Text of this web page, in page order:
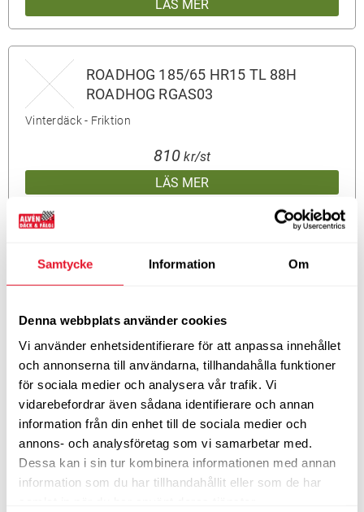
Samtycke Information Om
Denna webbplats använder cookies
Vi använder enhetsidentifierare för att anpassa innehållet
och annonserna till användarna, tillhandahålla funktioner
för sociala medier och analysera vår trafik. Vi
vidarebefordrar även sådana identifierare och annan
information från din enhet till de sociala medier och
annons- och analysföretag som vi samarbetar med.
Dessa kan i sin tur kombinera informationen med annan
information som du har tillhandahållit eller som de har
LÄS MER
ROADHOG 185/65 HR15 TL 88H
ROADHOG RGAS03
Vinterdäck - Friktion
LÄS MER
810 kr/st
ROADHOG RGAS02
Vinterdäck - Friktion
LÄS MER
815kr/st
ROADHOG 175/65 HR15 TL 88H
ROADHOG RGAS01 XL